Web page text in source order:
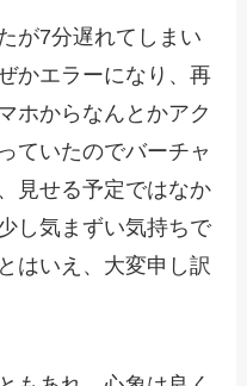
が7分遅れてしまい
かエラーになり、再
ホからなんとかアク
ていたのでバーチャ
見せる予定ではなか
し気まずい気持ちで
はいえ、大変申し訳